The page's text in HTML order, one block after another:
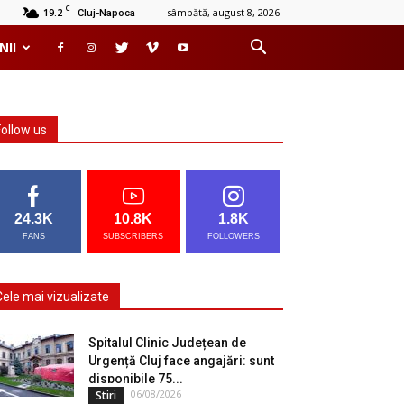
19.2 C Cluj-Napoca sâmbătă, august 8, 2026
us
24.3K
FANS
10.8K
SUBSCRIBERS
1.8K
FOLLOWERS
mai vizualizate
Spitalul Clinic Județean de
Urgență Cluj face angajări: sunt
disponibile 75...
Stiri 06/08/2026